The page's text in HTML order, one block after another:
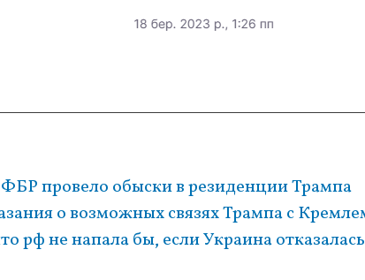
провело обыски в резиденции Трампа
о возможных связях Трампа с
рф не напала бы, если Украина